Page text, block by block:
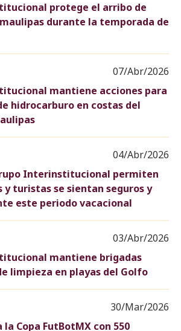
protege el arribo de
durante la temporada de
07/Abr/2026
mantiene acciones para
hidrocarburo en costas del
04/Abr/2026
Interinstitucional permiten
y turistas se sientan seguros y
este periodo vacacional
03/Abr/2026
mantiene brigadas
limpieza en playas del Golfo
30/Mar/2026
Copa FutBotMX con 550